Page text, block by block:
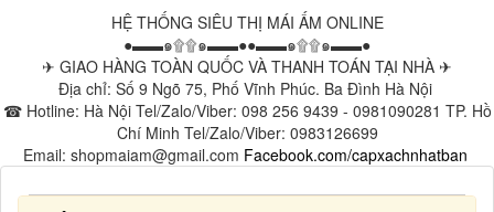
HỆ THỐNG SIÊU THỊ MÁI ẤM ONLINE
●▬▬๑۩۩๑▬▬●●▬▬๑۩۩๑▬▬●
✈ GIAO HÀNG TOÀN QUỐC VÀ THANH TOÁN TẠI NHÀ ✈
Địa chỉ: Số 9 Ngõ 75, Phố Vĩnh Phúc. Ba Đình Hà Nội
☎ Hotline: Hà Nội Tel/Zalo/Viber: 098 256 9439 - 0981090281 TP. Hồ
Chí Minh Tel/Zalo/Viber: 0983126699
Email: shopmaiam@gmail.com Facebook.com/capxachnhatban